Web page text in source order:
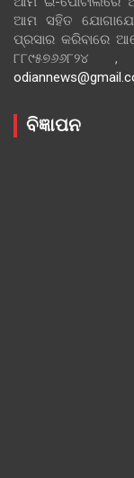
ଆମ ସହିତ
ପ୍ରସାର କରିବାରେ
ବିଜ୍ଞାପନ